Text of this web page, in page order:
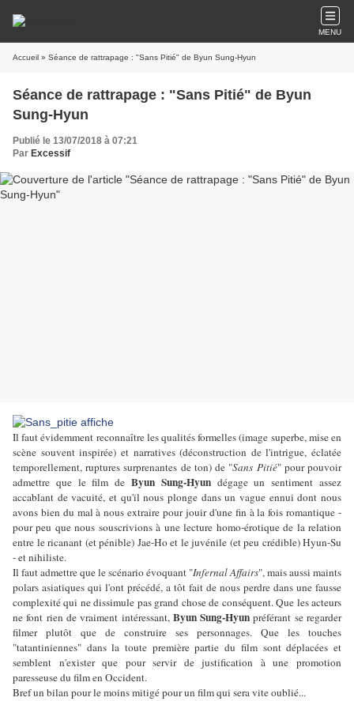
MENU
Accueil » Séance de rattrapage : "Sans Pitié" de Byun Sung-Hyun
Séance de rattrapage : "Sans Pitié" de Byun
Sung-Hyun
Publié le 13/07/2018 à 07:21
Par Excessif
Il faut évidemment reconnaître les qualités formelles (image superbe, mise en
scène souvent inspirée) et narratives (déconstruction de l'intrigue, éclatée
temporellement, ruptures surprenantes de ton) de "Sans Pitié" pour pouvoir
admettre que le film de Byun Sung-Hyundégage un sentiment assez
accablant de vacuité, et qu'il nous plonge dans un vague ennui dont nous
avons bien du mal à nous extraire pour jouir d'une fin à la fois romantique -
pour peu que nous souscrivions à une lecture homo-érotique de la relation
entre le ricanant (et pénible) Jae-Ho et le juvénile (et peu crédible) Hyun-Su
- et nihiliste.
Il faut admettre que le scénario évoquant "Infernal Affairs", mais aussi maints
polars asiatiques qui l'ont précédé, a tôt fait de nous perdre dans une fausse
complexité qui ne dissimule pas grand chose de conséquent. Que les acteurs
ne font rien de vraiment intéressant, Byun Sung-Hyun préférant se regarder
filmer plutôt que de construire ses personnages. Que les touches
"tatantiniennes" dans la toute première partie du film sont déplacées et
semblent n'exister que pour servir de justification à une promotion
paresseuse du film en Occident.
Bref un bilan pour le moins mitigé pour un film qui sera vite oublié...